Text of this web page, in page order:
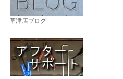
草津店ブログ